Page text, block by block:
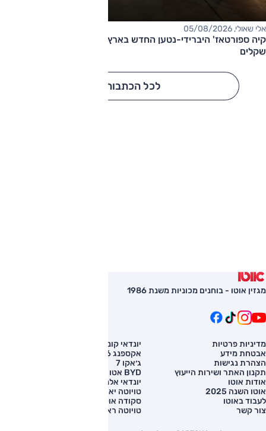
אלי שאולי, 05/08/2026
שקלים
לכל הכתבות
מגזין אוטו - בוחנים מכוניות משנת 1986
מדיניות פרטיות
אבטחת מידע
הצהרת נגישות
תקנון האתר ושירות הייעוץ
אודות אוטו
אוטו השנה 2025
לעבוד באוטו
צור קשר
יונדאי קונה
אקספנג G6
ג׳אקו 7
BYD אטו 3
יונדאי אלנטרה
טויוטה יאריס קרוס
סקודה אוקטביה
טויוטה ראב 4